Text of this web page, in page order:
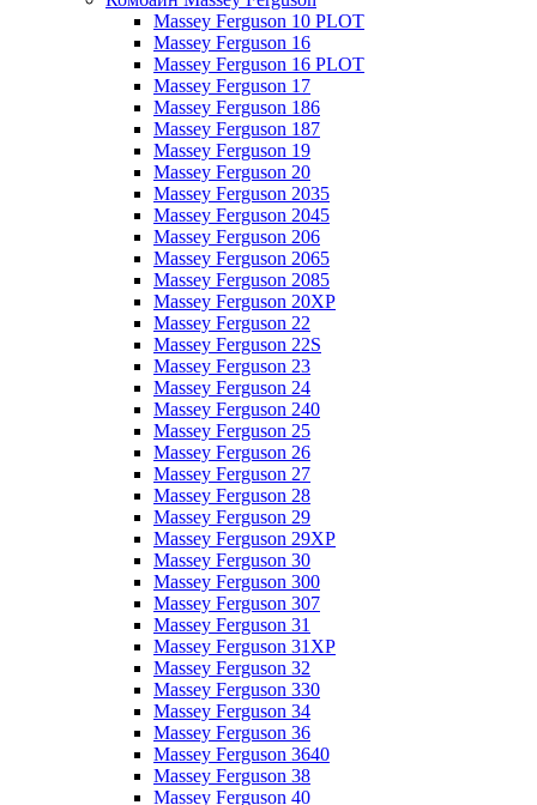
Massey Ferguson 10 PLOT
Massey Ferguson 16
Massey Ferguson 16 PLOT
Massey Ferguson 17
Massey Ferguson 186
Massey Ferguson 187
Massey Ferguson 19
Massey Ferguson 20
Massey Ferguson 2035
Massey Ferguson 2045
Massey Ferguson 206
Massey Ferguson 2065
Massey Ferguson 2085
Massey Ferguson 20XP
Massey Ferguson 22
Massey Ferguson 22S
Massey Ferguson 23
Massey Ferguson 24
Massey Ferguson 240
Massey Ferguson 25
Massey Ferguson 26
Massey Ferguson 27
Massey Ferguson 28
Massey Ferguson 29
Massey Ferguson 29XP
Massey Ferguson 30
Massey Ferguson 300
Massey Ferguson 307
Massey Ferguson 31
Massey Ferguson 31XP
Massey Ferguson 32
Massey Ferguson 330
Massey Ferguson 34
Massey Ferguson 36
Massey Ferguson 3640
Massey Ferguson 38
Massey Ferguson 40